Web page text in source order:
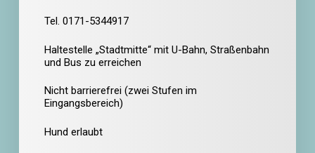
Tel. 0171-5344917
Haltestelle „Stadtmitte“ mit U-Bahn, Straßenbahn
und Bus zu erreichen
Nicht barrierefrei (zwei Stufen im
Eingangsbereich)
Hund erlaubt